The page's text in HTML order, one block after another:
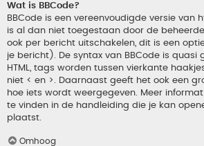
Wat is BBCode?
BBCode is een vereenvoudigde versie van
is al dan niet toegestaan door de
ook per bericht uitschakelen, dit is een
je bericht). De syntax van BBCode is quasi
HTML, tags worden tussen vierkante
niet < en >. Daarnaast geeft het ook een
hoe iets wordt weergegeven. Meer
te vinden in de handleiding die je kan
plaatst.
Omhoog